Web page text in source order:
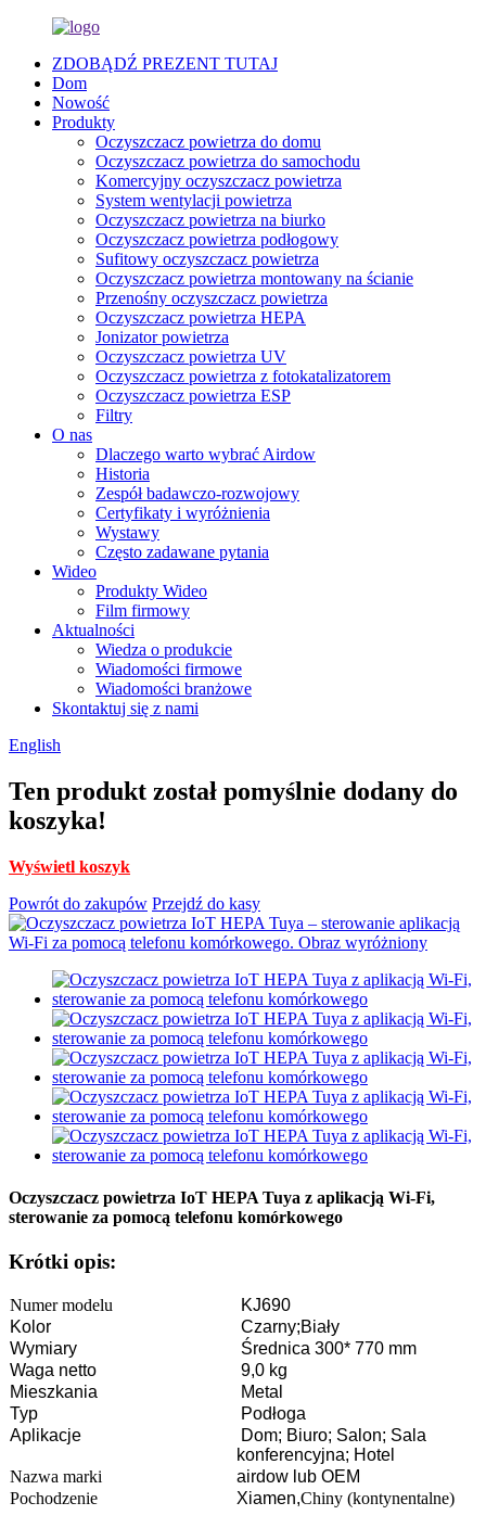
ZDOBĄDŹ PREZENT TUTAJ
Dom
Nowość
Produkty
Oczyszczacz powietrza do domu
Oczyszczacz powietrza do samochodu
Komercyjny oczyszczacz powietrza
System wentylacji powietrza
Oczyszczacz powietrza na biurko
Oczyszczacz powietrza podłogowy
Sufitowy oczyszczacz powietrza
Oczyszczacz powietrza montowany na ścianie
Przenośny oczyszczacz powietrza
Oczyszczacz powietrza HEPA
Jonizator powietrza
Oczyszczacz powietrza UV
Oczyszczacz powietrza z fotokatalizatorem
Oczyszczacz powietrza ESP
Filtry
O nas
Dlaczego warto wybrać Airdow
Historia
Zespół badawczo-rozwojowy
Certyfikaty i wyróżnienia
Wystawy
Często zadawane pytania
Wideo
Produkty Wideo
Film firmowy
Aktualności
Wiedza o produkcie
Wiadomości firmowe
Wiadomości branżowe
Skontaktuj się z nami
English
Ten produkt został pomyślnie dodany do
koszyka!
Wyświetl koszyk
Powrót do zakupów Przejdź do kasy
Oczyszczacz powietrza IoT HEPA Tuya z aplikacją Wi-Fi,
sterowanie za pomocą telefonu komórkowego
Krótki opis:
Numer modelu
KJ690
Kolor
Czarny;Biały
Wymiary
Średnica 300* 770 mm
Waga netto
9,0 kg
Mieszkania
Metal
Typ
Podłoga
Aplikacje
Dom; Biuro; Salon; Sala
konferencyjna; Hotel
Nazwa marki
airdow lub OEM
Pochodzenie
Xiamen,Chiny (kontynentalne)